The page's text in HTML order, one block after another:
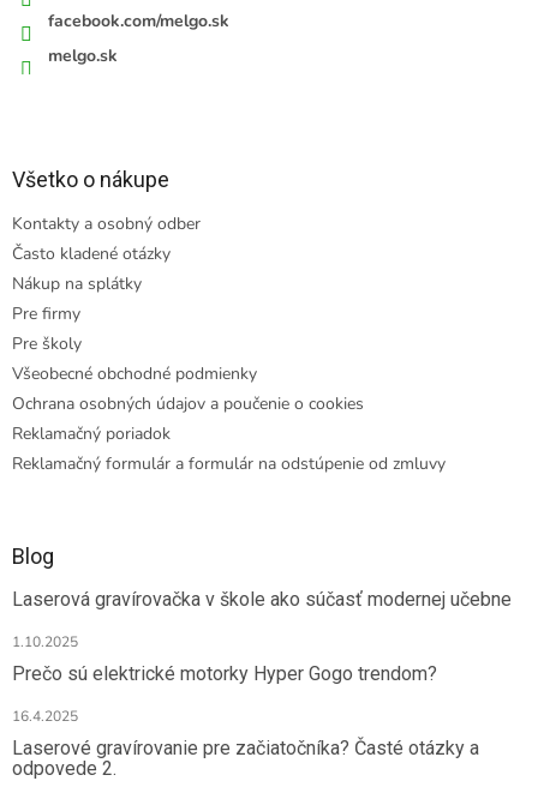
facebook.com/melgo.sk
melgo.sk
Všetko o nákupe
Kontakty a osobný odber
Často kladené otázky
Nákup na splátky
Pre firmy
Pre školy
Všeobecné obchodné podmienky
Ochrana osobných údajov a poučenie o cookies
Reklamačný poriadok
Reklamačný formulár a formulár na odstúpenie od zmluvy
Blog
Laserová gravírovačka v škole ako súčasť modernej učebne
1.10.2025
Prečo sú elektrické motorky Hyper Gogo trendom?
16.4.2025
Laserové gravírovanie pre začiatočníka? Časté otázky a
odpovede 2.